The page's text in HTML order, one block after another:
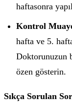
haftasonra
Kontrol
hafta ve 5.
Doktorunuzun
özen gösterin.
Sıkça Sorulan